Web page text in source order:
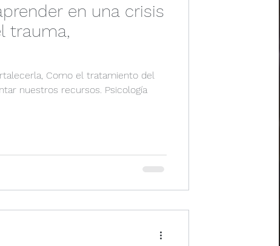
en una crisis
trauma,
Como el tratamiento del
nuestros recursos. Psicología